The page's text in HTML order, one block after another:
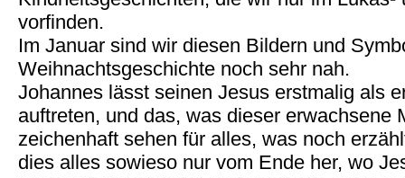
vorfinden.
Im Januar sind wir diesen Bildern und
Weihnachtsgeschichte noch sehr nah.
Johannes lässt seinen Jesus erstmalig als
auftreten, und das, was dieser erwachsene
zeichenhaft sehen für alles, was noch
dies alles sowieso nur vom Ende her, wo